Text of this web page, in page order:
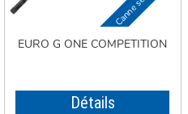
EURO G ONE COMPETITION
Détails